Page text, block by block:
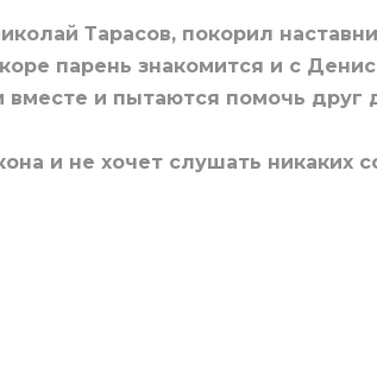
Тарасов, покорил
парень знакомится и с
и пытаются помочь друг
и не хочет слушать никаких